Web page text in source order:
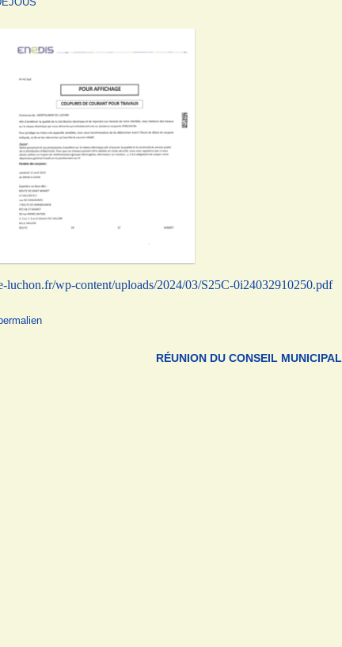
luchon.fr/wp-content/uploads/2024/03/S25C-0i24032910250.pdf
RÉUNION DU CONSEIL MUNICIPAL